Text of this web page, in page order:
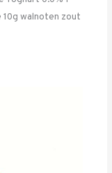
walnoten zout